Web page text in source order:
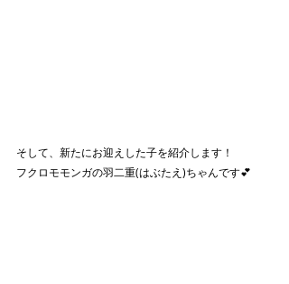
そして、新たにお迎えした子を紹介します！
フクロモモンガの羽二重(はぶたえ)ちゃんです💕